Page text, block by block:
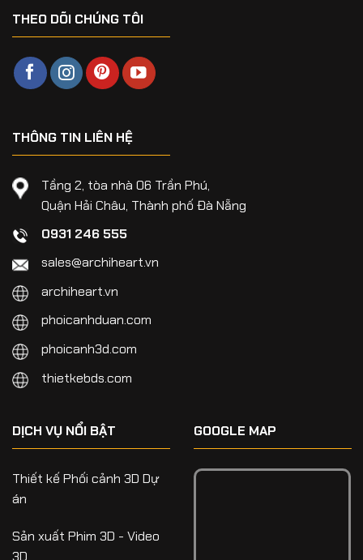
THEO DÕI CHÚNG TÔI
THÔNG TIN LIÊN HỆ
Tầng 2, tòa nhà 06 Trần Phú,
Quận Hải Châu, Thành phố Đà Nẵng
0931 246 555
sales@archiheart.vn
archiheart.vn
phoicanhduan.com
phoicanh3d.com
thietkebds.com
DỊCH VỤ NỔI BẬT
Thiết kế Phối cảnh 3D Dự
án
Sản xuất Phim 3D - Video
3D
GOOGLE MAP